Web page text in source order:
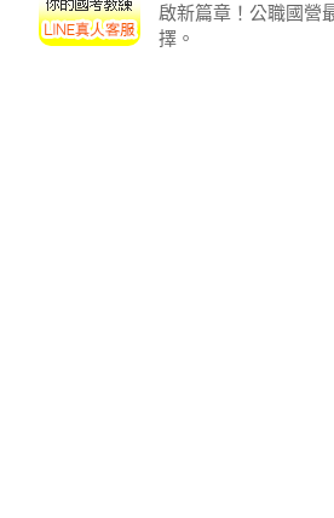
啟新篇章！公職國營
擇。